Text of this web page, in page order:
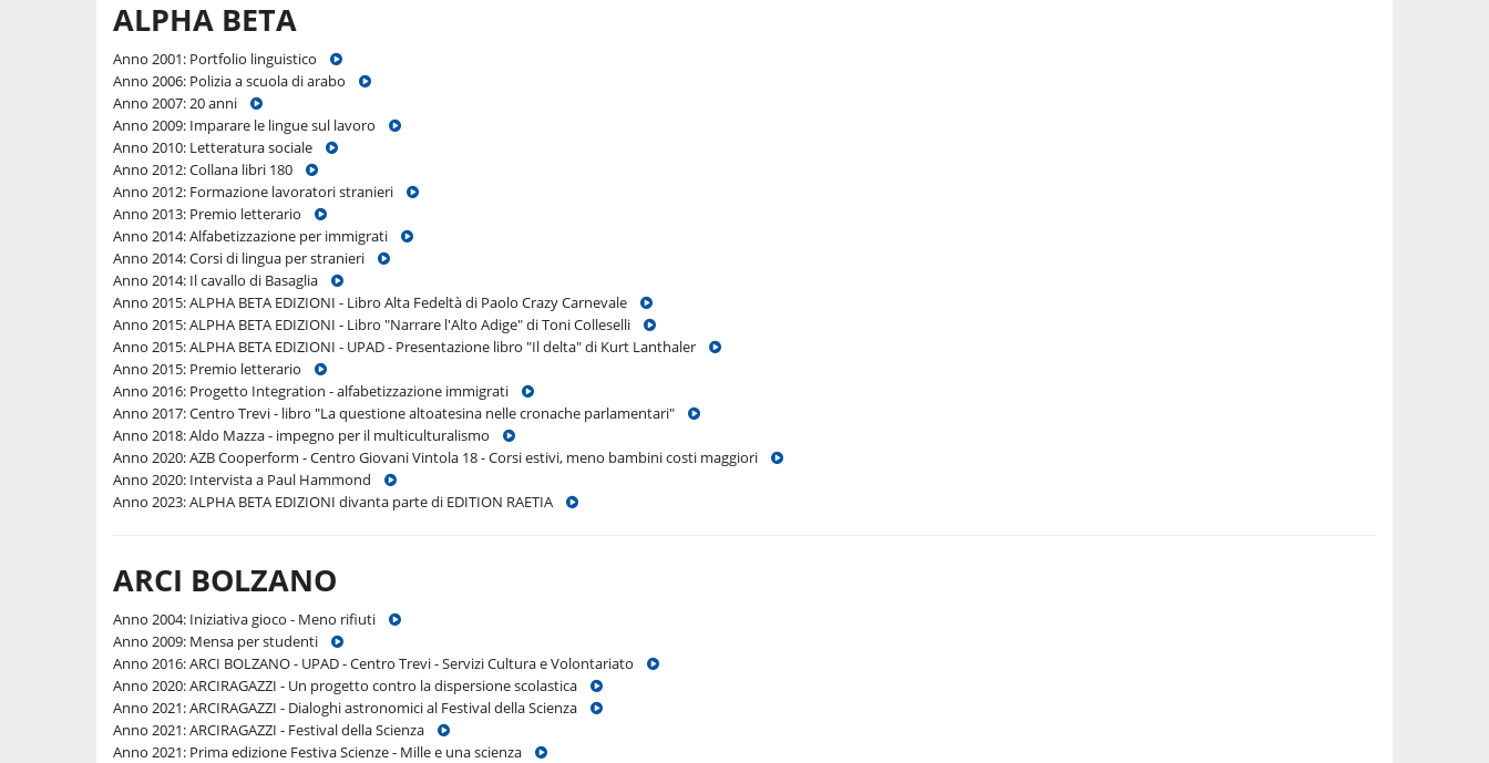
ALPHA BETA
Anno 2001: Portfolio linguistico
Anno 2006: Polizia a scuola di arabo
Anno 2007: 20 anni
Anno 2009: Imparare le lingue sul lavoro
Anno 2010: Letteratura sociale
Anno 2012: Collana libri 180
Anno 2012: Formazione lavoratori stranieri
Anno 2013: Premio letterario
Anno 2014: Alfabetizzazione per immigrati
Anno 2014: Corsi di lingua per stranieri
Anno 2014: Il cavallo di Basaglia
Anno 2015: ALPHA BETA EDIZIONI - Libro Alta Fedeltà di Paolo Crazy Carnevale
Anno 2015: ALPHA BETA EDIZIONI - Libro "Narrare l'Alto Adige" di Toni Colleselli
Anno 2015: ALPHA BETA EDIZIONI - UPAD - Presentazione libro "Il delta" di Kurt Lanthaler
Anno 2015: Premio letterario
Anno 2016: Progetto Integration - alfabetizzazione immigrati
Anno 2017: Centro Trevi - libro "La questione altoatesina nelle cronache parlamentari"
Anno 2018: Aldo Mazza - impegno per il multiculturalismo
Anno 2020: AZB Cooperform - Centro Giovani Vintola 18 - Corsi estivi, meno bambini costi maggiori
Anno 2020: Intervista a Paul Hammond
Anno 2023: ALPHA BETA EDIZIONI divanta parte di EDITION RAETIA
ARCI BOLZANO
Anno 2004: Iniziativa gioco - Meno rifiuti
Anno 2009: Mensa per studenti
Anno 2016: ARCI BOLZANO - UPAD - Centro Trevi - Servizi Cultura e Volontariato
Anno 2020: ARCIRAGAZZI - Un progetto contro la dispersione scolastica
Anno 2021: ARCIRAGAZZI - Dialoghi astronomici al Festival della Scienza
Anno 2021: ARCIRAGAZZI - Festival della Scienza
Anno 2021: Prima edizione Festiva Scienze - Mille e una scienza